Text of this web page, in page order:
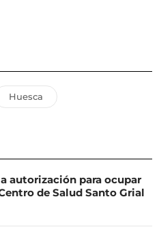
Huesca
autorización para ocupar
de Salud Santo Grial